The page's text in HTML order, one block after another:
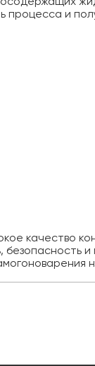
процесса и
качество
и